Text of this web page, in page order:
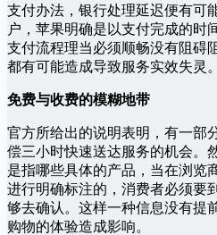
支付办法，银行处理延迟便有可
户，苹果明确是以支付完成的时
支付流程理当必须顺畅没有阻碍
都有可能造成导致服务实效失灵。
免费与收费的模糊地带
官方所给出的说明表明，有一部
偿三小时快速送达服务的机会。
是指哪些具体的产品，当在浏览
进行明确标注的，消费者必须要
够去确认。这样一种信息没有提
购物的体验造成影响。